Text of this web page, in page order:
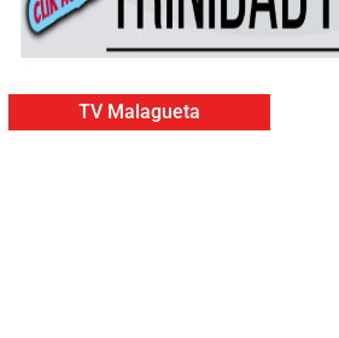
TV Malagueta